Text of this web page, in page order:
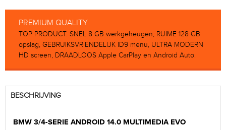
PREMIUM QUALITY
TOP PRODUCT: SNEL 8 GB werkgeheugen, RUIME 128 GB
opslag, GEBRUIKSVRIENDELIJK ID9 menu, ULTRA MODERN
HD screen, DRAADLOOS Apple CarPlay en Android Auto.
BESCHRIJVING
BMW 3/4-SERIE ANDROID 14.0 MULTIMEDIA EVO